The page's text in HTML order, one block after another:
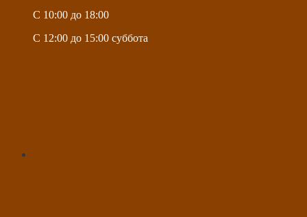
C 10:00 до 18:00
C 12:00 до 15:00 суббота